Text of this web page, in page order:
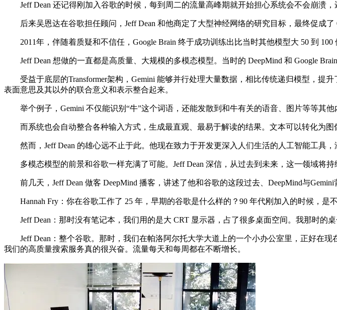
Jeff Dean 还记得刚加入谷歌的时候，每到周二的流量高峰期就开始担心系统会不会崩溃
后来吴恩达在谷歌担任顾问，Jeff Dean 和他商定了大型神经网络的研究目标，最终促成了
2011年，伴随着质疑和不信任，Google Brain 终于成功训练出比当时其他模型大 50 到 100
Jeff Dean 想做的一直都是高质量、大规模的多模态模型。当时的 DeepMind 和 Google
受益于底层的Transformer架构，Gemini 能够并行处理大量数据，相比传统递归模型，提
表面意思及其以外的联合意义和表示整合起来。
举个例子，Gemini 不仅能识别“牛”这个词语，还能发散到和牛有关的语音、图片等等其他
而系统也会自动整合各种输入方式，生成最直观、最易于解读的结果。文本可以转化为图
然而，Jeff Dean 的雄心远不止于此。他现在致力于开发更深入人们生活的人工智能工具，
多模态模型的前景和谷歌一样充满了可能。Jeff Dean 深信，从过去到未来，这一领域将持
前几天，Jeff Dean 做客 DeepMind 播客，讲述了他和谷歌的这段过去、DeepMind与Gemini
Hannah Fry：你在谷歌工作了 25 年，早期的谷歌是什么样的？90 年代刚加入的时候，是
Jeff Dean：那时没有笔记本，我们用的是大 CRT 显示器，占了很多桌面空间。我那时的
Jeff Dean：整个谷歌。那时，我们在帕洛阿尔托大学大道上的一个小办公室里，正好在现
我们的高质量搜索服务真的很兴奋。流量每天和每周都在不断增长。